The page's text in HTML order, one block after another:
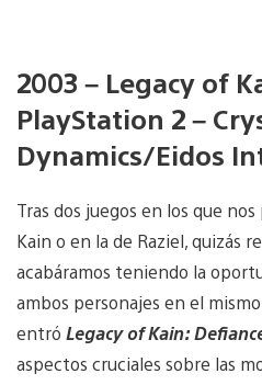
2003 – Legacy of
PlayStation 2 –
Dynamics/Eidos
Tras dos juegos en los que
Kain o en la de Raziel, quizás
acabáramos teniendo la
ambos personajes en el
entró Legacy of Kain:
aspectos cruciales sobre las